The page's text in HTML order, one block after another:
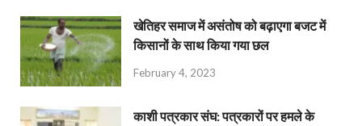
खेतिहर समाज में असंतोष को बढ़ाएगा बजट में
किसानों के साथ किया गया छल
February 4, 2023
काशी पत्रकार संघ: पत्रकारों पर हमले के